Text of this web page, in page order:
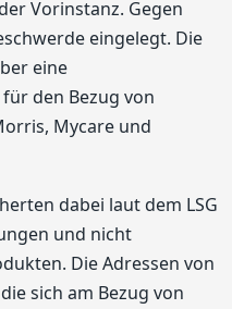
Vorinstanz. Gegen
eingelegt. Die
eine
den Bezug von
Mycare und
dabei laut dem LSG
und nicht
Die Adressen von
sich am Bezug von